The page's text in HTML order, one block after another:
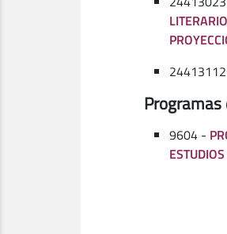
Programas
9604 -